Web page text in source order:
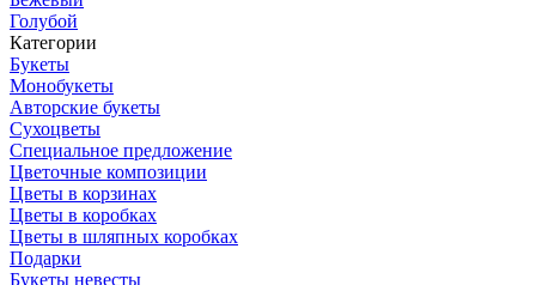
Голубой
Категории
Букеты
Монобукеты
Авторские букеты
Сухоцветы
Специальное предложение
Цветочные композиции
Цветы в корзинах
Цветы в коробках
Цветы в шляпных коробках
Подарки
Букеты невесты